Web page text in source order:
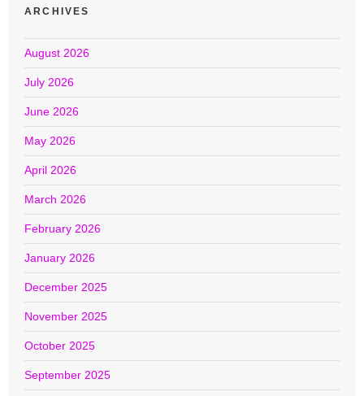
ARCHIVES
August 2026
July 2026
June 2026
May 2026
April 2026
March 2026
February 2026
January 2026
December 2025
November 2025
October 2025
September 2025